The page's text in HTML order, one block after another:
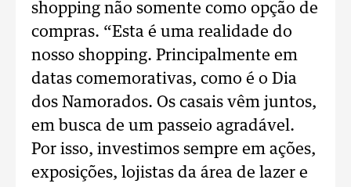
shopping não somente como opção de
compras. “Esta é uma realidade do
nosso shopping. Principalmente em
datas comemorativas, como é o Dia
dos Namorados. Os casais vêm juntos,
em busca de um passeio agradável.
Por isso, investimos sempre em ações,
exposições, lojistas da área de lazer e